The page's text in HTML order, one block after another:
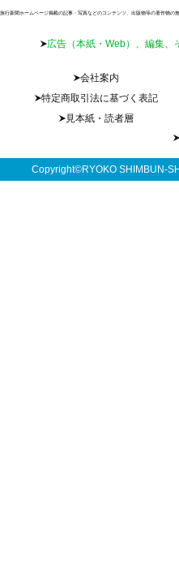
旅行新聞ホームページ掲載の記事・写真などのコンテンツ、出版物等の著作物の無
広告（本紙・Web）、編集、
会社案内
特定商取引法に基づく表記
見本紙・読者層
Copyright©RYOKO SHIMBUN-